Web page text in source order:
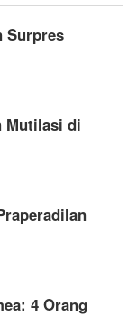
Surpres
Mutilasi di
4 Orang